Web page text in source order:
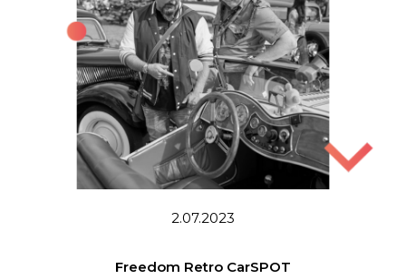
2.07.2023
Freedom Retro CarSPOT